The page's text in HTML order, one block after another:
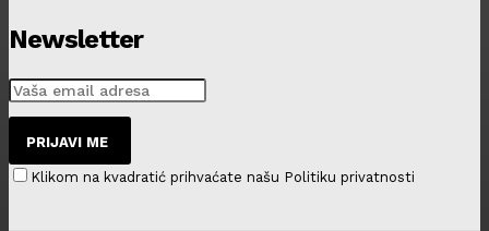
Newsletter
PRIJAVI ME
Klikom na kvadratić prihvaćate našu Politiku privatnosti